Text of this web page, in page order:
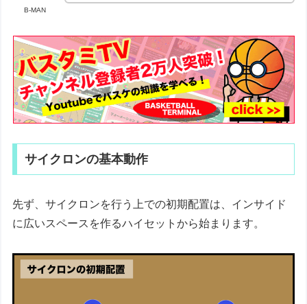
B-MAN
サイクロンの基本動作
先ず、サイクロンを行う上での初期配置は、インサイド
に広いスペースを作るハイセットから始まります。